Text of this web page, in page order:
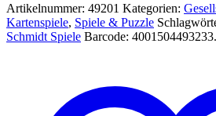
Artikelnummer: 49201 Kategorien:
Kartenspiele, Spiele & Puzzle
Schmidt Spiele Barcode: 4001504493233.